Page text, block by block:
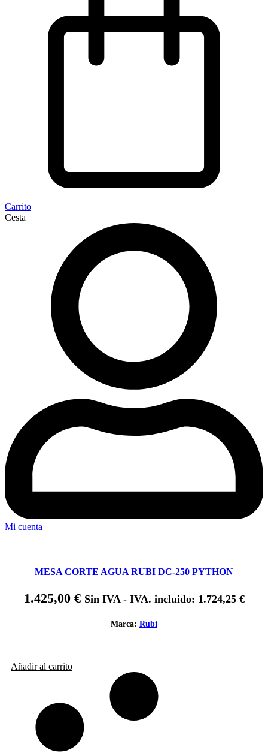
Carrito
Cesta
Mi cuenta
MESA CORTE AGUA RUBI DC-250 PYTHON
1.425,00 € Sin IVA - IVA. incluido: 1.724,25 €
Marca: Rubi
Añadir al carrito